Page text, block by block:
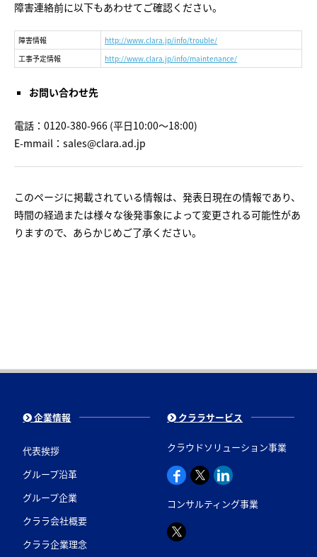
障害連絡前に以下もあわせてご確認ください。
障害情報
http://www.clara.jp/info/trouble/
工事予定情報
http://www.clara.jp/info/maintenance/
お問い合わせ先
電話：0120-380-966 (平日10:00～18:00)
E-mmail：sales@clara.ad.jp
このページに掲載されている情報は、発表日現在の情報であり、
時間の経過または様々な後発事象によって変更される可能性があ
りますので、あらかじめご了承ください。
企業情報
代表挨拶
グループ沿革
グループ企業
クララ会社概要
クララ企業理念
クララサービス
クラウドソリューション事業
コンサルティング事業